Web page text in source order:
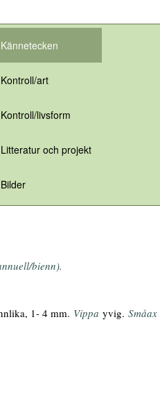
Kännetecken
Kontroll/art
Kontroll/livsform
Litteratur och projekt
Bilder
bienn).
1- 4 mm. Vippa yvig. Småax